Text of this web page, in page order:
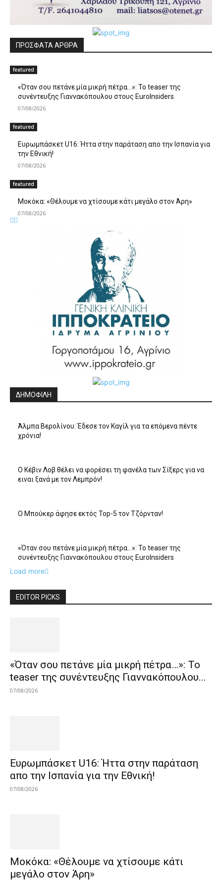
ΠΡΟΣΦΑΤΑ ΑΡΘΡΑ
featured
«Όταν σου πετάνε μία μικρή πέτρα…»: Το teaser της
συνέντευξης Γιαννακόπουλου στους EuroInsiders
07/08/2026
featured
Ευρωμπάσκετ U16: Ήττα στην παράταση απο την Ισπανία για
την Εθνική!
07/08/2026
featured
Μοκόκα: «Θέλουμε να χτίσουμε κάτι μεγάλο στον Άρη»
07/08/2026
ΔΗΜΟΦΙΛΗ
Άλμπα Βερολίνου: Έδεσε τον Καγίλ για τα επόμενα πέντε
χρόνια!
Ο Κέβιν Λοβ θέλει να φορέσει τη φανέλα των Σίξερς για να
ειναι ξανά με τον Λεμπρόν!
Ο Μπούκερ άφησε εκτός Top-5 τον Τζόρνταν!
«Όταν σου πετάνε μία μικρή πέτρα…»: Το teaser της
συνέντευξης Γιαννακόπουλου στους EuroInsiders
Load more
EDITOR PICKS
«Όταν σου πετάνε μία μικρή πέτρα…»: Το
teaser της συνέντευξης Γιαννακόπουλου...
07/08/2026
Ευρωμπάσκετ U16: Ήττα στην παράταση
απο την Ισπανία για την Εθνική!
07/08/2026
Μοκόκα: «Θέλουμε να χτίσουμε κάτι
μεγάλο στον Άρη»